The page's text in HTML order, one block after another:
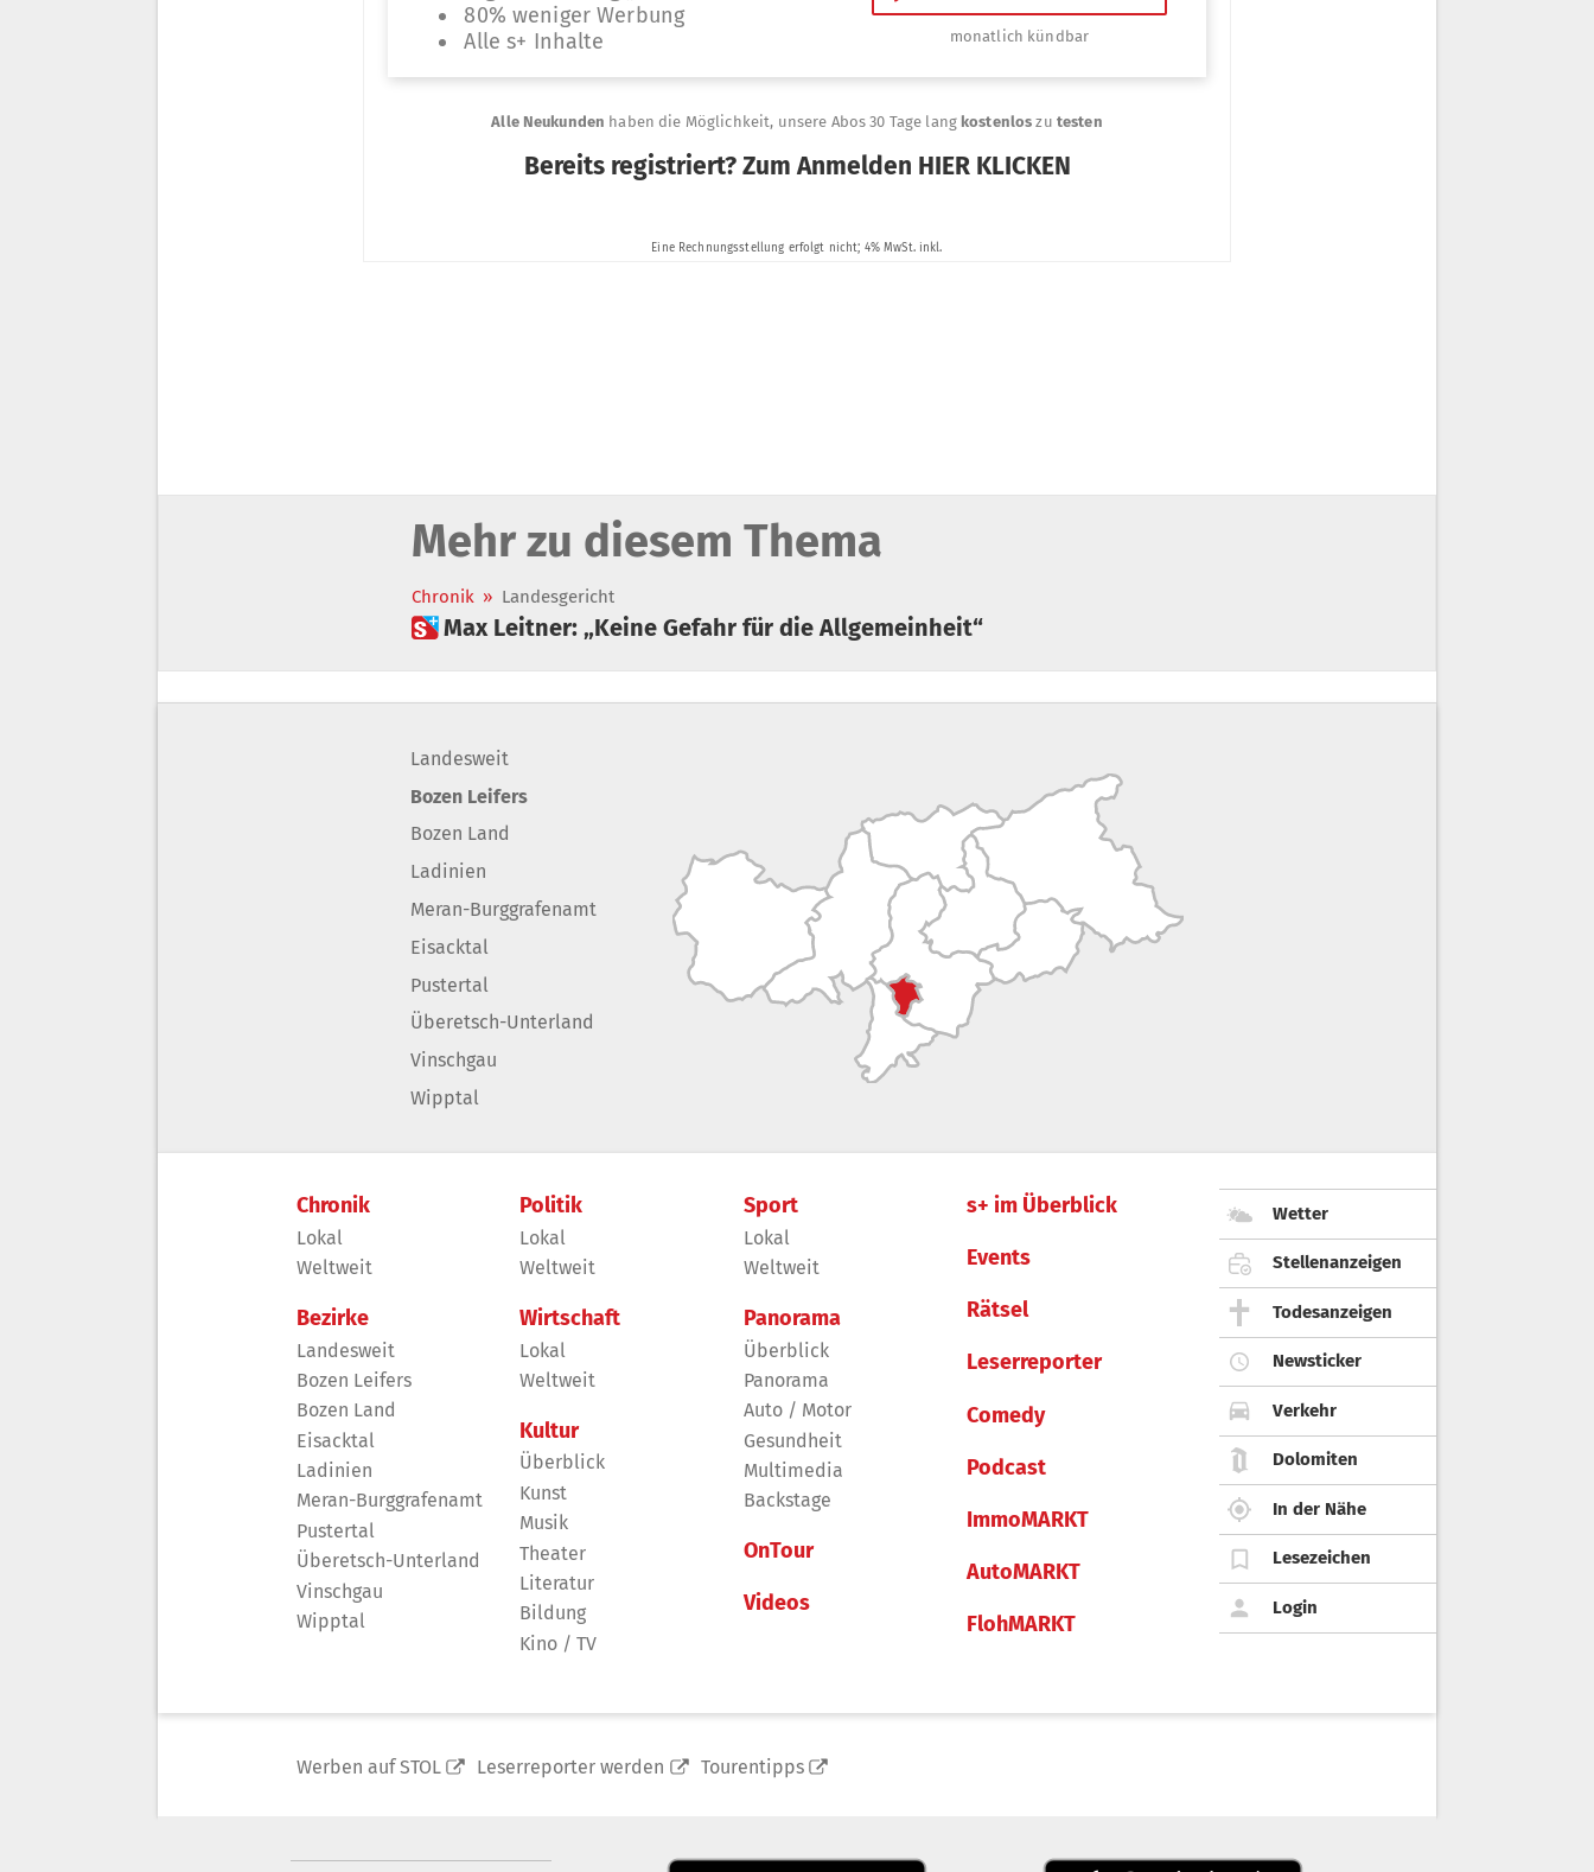
Mehr zu diesem Thema
Chronik » Landesgericht
 Max Leitner: „Keine Gefahr für die Allgemeinheit“
Landesweit
Bozen Leifers
Bozen Land
Ladinien
Meran-Burggrafenamt
Eisacktal
Pustertal
Überetsch-Unterland
Vinschgau
Wipptal
Chronik
Lokal
Weltweit
Bezirke
Landesweit
Bozen Leifers
Bozen Land
Eisacktal
Ladinien
Meran-Burggrafenamt
Pustertal
Überetsch-Unterland
Vinschgau
Wipptal
Politik
Lokal
Weltweit
Wirtschaft
Lokal
Weltweit
Kultur
Überblick
Kunst
Musik
Theater
Literatur
Bildung
Kino / TV
Sport
Lokal
Weltweit
Panorama
Überblick
Panorama
Auto / Motor
Gesundheit
Multimedia
Backstage
OnTour
Videos
s+ im Überblick
Events
Rätsel
Leserreporter
Comedy
Podcast
ImmoMARKT
AutoMARKT
FlohMARKT
Wetter
Stellenanzeigen
Todesanzeigen
Newsticker
Verkehr
Dolomiten
In der Nähe
Lesezeichen
Login
Werben auf STOL Leserreporter werden Tourentipps